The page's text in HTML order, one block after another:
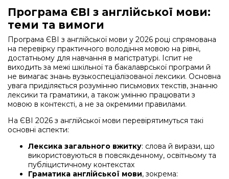
Програма ЄВІ з англійської мови:
теми та вимоги
Програма ЄВІ з англійської мови у 2026 році спрямована
на перевірку практичного володіння мовою на рівні,
достатньому для навчання в магістратурі. Іспит не
виходить за межі шкільної та бакалаврської програми й
не вимагає знань вузькоспеціалізованої лексики. Основна
увага приділяється розумінню письмових текстів, знанню
лексики та граматики, а також умінню працювати з
мовою в контексті, а не за окремими правилами.
На ЄВІ 2026 з англійської мови перевірятимуться такі
основні аспекти:
Лексика загального вжитку: слова й вирази, що
використовуються в повсякденному, освітньому та
публіцистичному контекстах
Граматика англійської мови, зокрема: